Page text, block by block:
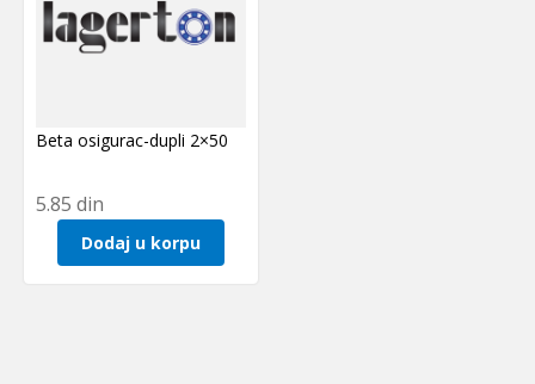
Beta osigurac-dupli 2×50
5.85 din
Dodaj u korpu